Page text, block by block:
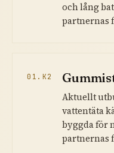
och lång
partnernas
01.K2
Aktuellt
vattentäta
byggda för
partnernas